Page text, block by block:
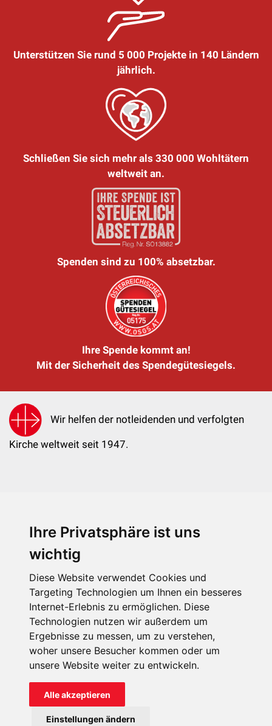
Ihre Privatsphäre ist uns
wichtig
Diese Website verwendet Cookies und
Targeting Technologien um Ihnen ein besseres
Internet-Erlebnis zu ermöglichen. Diese
Technologien nutzen wir außerdem um
Ergebnisse zu messen, um zu verstehen,
woher unsere Besucher kommen oder um
unsere Website weiter zu entwickeln.
Alle akzeptieren
Einstellungen ändern
Unterstützen Sie rund 5 000 Projekte in 140 Ländern
jährlich.
Schließen Sie sich mehr als 330 000 Wohltätern
weltweit an.
Spenden sind zu 100% absetzbar.
Ihre Spende kommt an!
Mit der Sicherheit des Spendegütesiegels.
Wir helfen der notleidenden und verfolgten
Kirche weltweit seit 1947.
KIRCHE IN NOT - Österreich
kin@kircheinnot.at
KIN weltweit